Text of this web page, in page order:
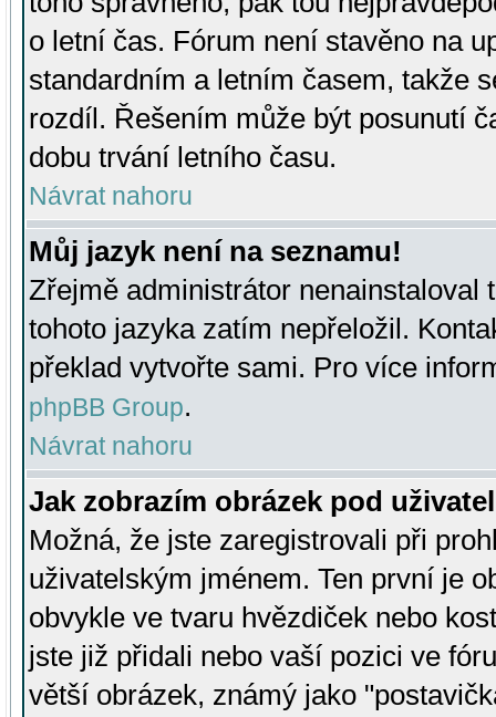
o letní čas. Fórum není stavěno na
standardním a letním časem, takže
rozdíl. Řešením může být posunutí
dobu trvání letního času.
Návrat nahoru
Můj jazyk není na seznamu!
Zřejmě administrátor nenainstaloval
tohoto jazyka zatím nepřeložil.
překlad vytvořte sami. Pro více
phpBB Group.
Návrat nahoru
Jak zobrazím obrázek pod
Možná, že jste zaregistrovali při
uživatelským jménem. Ten první je
obvykle ve tvaru hvězdiček nebo
jste již přidali nebo vaší pozici ve
větší obrázek, známý jako